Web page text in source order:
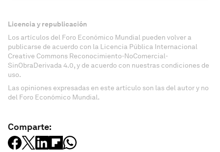
Licencia y republicación
Los artículos del Foro Económico Mundial pueden volver a
publicarse de acuerdo con la Licencia Pública Internacional
Creative Commons Reconocimiento-NoComercial-
SinObraDerivada 4.0, y de acuerdo con nuestras condiciones de
uso.
Las opiniones expresadas en este artículo son las del autor y no
del Foro Económico Mundial.
Comparte: